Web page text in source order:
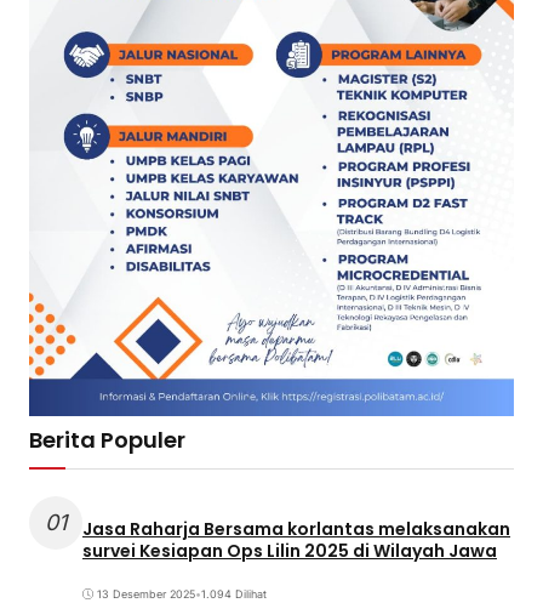
Berita Populer
01
Jasa Raharja Bersama korlantas melaksanakan
survei Kesiapan Ops Lilin 2025 di Wilayah Jawa
13 Desember 2025•1.094 Dilihat